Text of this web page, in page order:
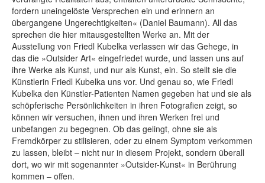
fordern uneingelöste Versprechen ein und erinnern an
übergangene Ungerechtigkeiten« (Daniel Baumann). All das
sprechen die hier mitausgestellten Werke an. Mit der
Ausstellung von Friedl Kubelka verlassen wir das Gehege, in
das die »Outsider Art« eingefriedet wurde, und lassen uns auf
ihre Werke als Kunst, und nur als Kunst, ein. So stellt sie die
Künstlerin Friedl Kubelka uns vor. Und genau so, wie Friedl
Kubelka den Künstler-Patienten Namen gegeben hat und sie als
schöpferische Persönlichkeiten in ihren Fotografien zeigt, so
können wir versuchen, ihnen und ihren Werken frei und
unbefangen zu begegnen. Ob das gelingt, ohne sie als
Fremdkörper zu stilisieren, oder zu einem Symptom verkommen
zu lassen, bleibt – nicht nur in diesem Projekt, sondern überall
dort, wo wir mit sogenannter »Outsider-Kunst« in Berührung
kommen – offen.